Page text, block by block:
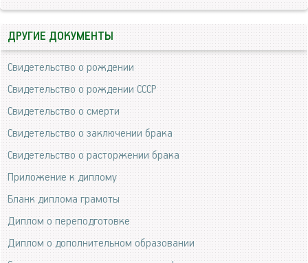
ДРУГИЕ ДОКУМЕНТЫ
Свидетельство о рождении
Свидетельство о рождении СССР
Свидетельство о смерти
Свидетельство о заключении брака
Свидетельство о расторжении брака
Приложение к диплому
Бланк диплома грамоты
Диплом о переподготовке
Диплом о дополнительном образовании